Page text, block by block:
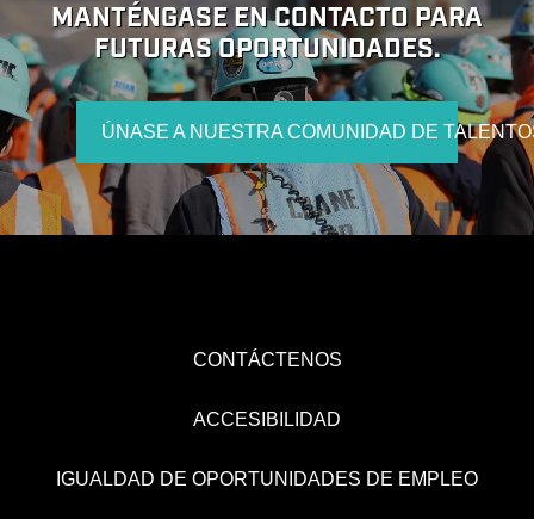
MANTÉNGASE EN CONTACTO PARA
FUTURAS OPORTUNIDADES.
ÚNASE A NUESTRA COMUNIDAD DE
CONTÁCTENOS
ACCESIBILIDAD
IGUALDAD DE OPORTUNIDADES DE EMPLEO